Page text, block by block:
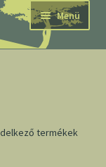
Menü
termékek